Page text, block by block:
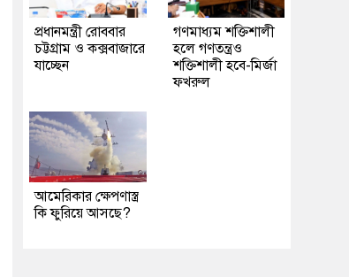
প্রধানমন্ত্রী রোববার
চট্টগ্রাম ও কক্সবাজারে
যাচ্ছেন
গণমাধ্যম শক্তিশালী
হলে গণতন্ত্রও
শক্তিশালী হবে-মির্জা
ফখরুল
আমেরিকার ক্ষেপণাস্ত্র
কি ফুরিয়ে আসছে?